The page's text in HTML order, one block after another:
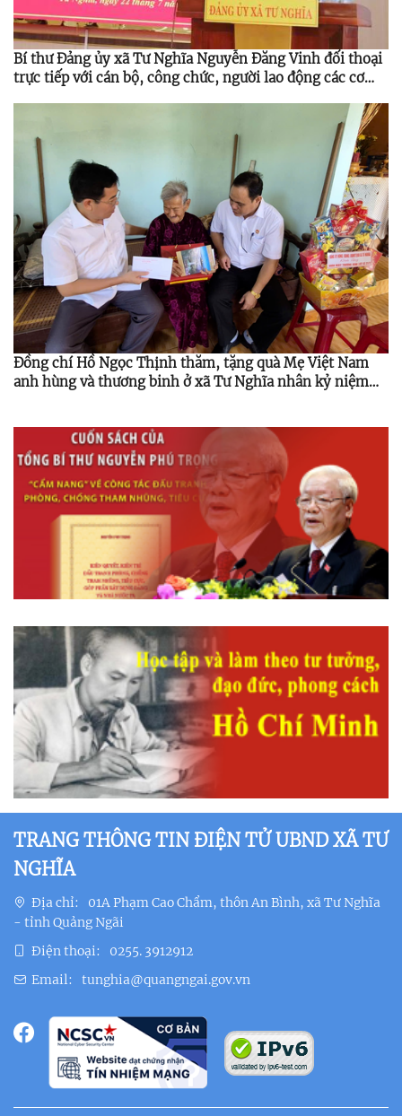
Bí thư Đảng ủy xã Tư Nghĩa Nguyễn Đăng Vinh đối thoại
trực tiếp với cán bộ, công chức, người lao động các cơ
Đồng chí Hồ Ngọc Thịnh thăm, tặng quà Mẹ Việt Nam
anh hùng và thương binh ở xã Tư Nghĩa nhân kỷ niệm
TRANG THÔNG TIN ĐIỆN TỬ UBND XÃ TƯ
NGHĨA
Địa chỉ:
01A Phạm Cao Chẩm, thôn An Bình, xã Tư Nghĩa
- tỉnh Quảng Ngãi
Điện thoại:
0255. 3912912
Email:
tunghia@quangngai.gov.vn